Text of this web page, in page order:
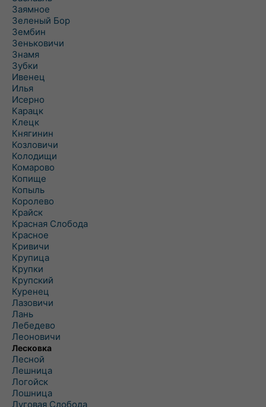
Заямное
Зеленый Бор
Зембин
Зеньковичи
Знамя
Зубки
Ивенец
Илья
Исерно
Карацк
Клецк
Княгинин
Козловичи
Колодищи
Комарово
Копище
Копыль
Королево
Крайск
Красная Слобода
Красное
Кривичи
Крупица
Крупки
Крупский
Куренец
Лазовичи
Лань
Лебедево
Леоновичи
Лесковка
Лесной
Лешница
Логойск
Лошница
Луговая Слобода